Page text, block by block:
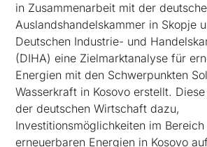
in Zusammenarbeit mit der
Auslandshandelskammer in Skopje
Deutschen Industrie- und
(DIHA) eine Zielmarktanalyse für
Energien mit den Schwerpunkten
Wasserkraft in Kosovo erstellt.
der deutschen Wirtschaft dazu,
Investitionsmöglichkeiten im
erneuerbaren Energien in Kosovo